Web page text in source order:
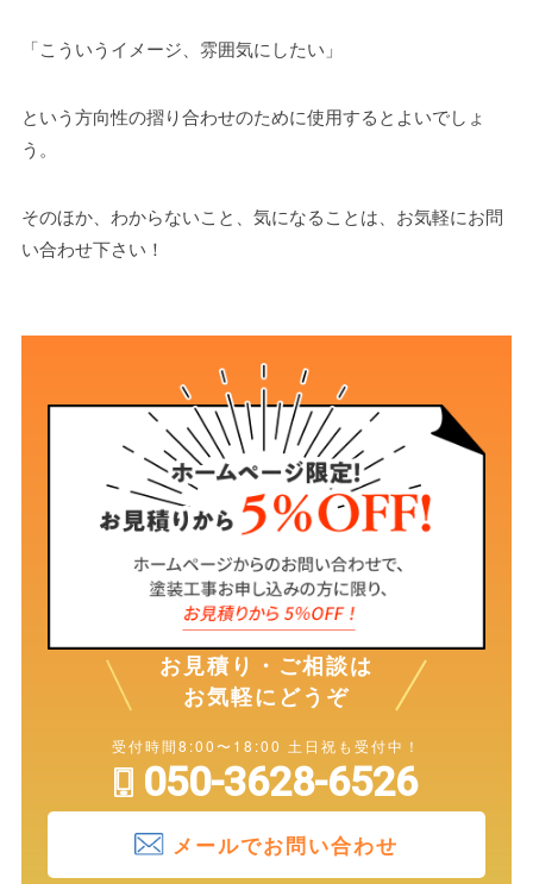
「こういうイメージ、雰囲気にしたい」
という方向性の摺り合わせのために使用するとよいでしょ
う。
そのほか、わからないこと、気になることは、お気軽にお問
い合わせ下さい！
お見積り・ご相談は
お気軽にどうぞ
受付時間8:00〜18:00 土日祝も受付中！
050-3628-6526
メールでお問い合わせ